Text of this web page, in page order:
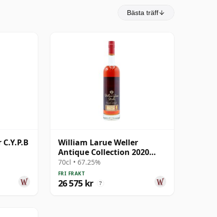
Bästa träff
William Larue Weller
Antique Collection 2020
Edition Kentucky Straight
2008 12 år gammal
70cl • 67.25%
FRI FRAKT
26 575 kr ?